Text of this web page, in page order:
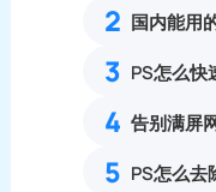
2
3
4
5